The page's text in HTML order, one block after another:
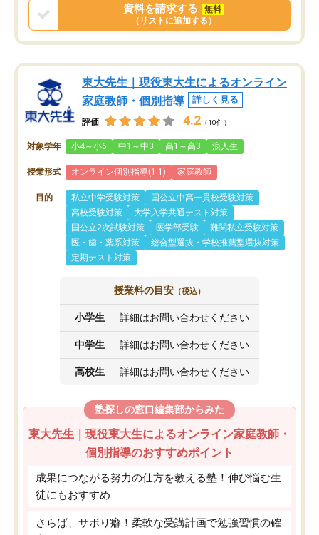
資料を請求する
無料
（リストに追加する）
東大先生｜現役東大生によるオンライン
家庭教師・個別指導
詳しく見る
評価 4.2 （10件）
対象学年 小4～小6 中1～中3 高1～高3 浪人生
授業形式 オンライン個別指導(1:1) 家庭教師
目的 私立中学受験対策
国公立中高一貫校受験対策
高校受験対策
大学入学共通テスト対策
国公立2次試験対策
医学部受験
難関私立受験対策
医・歯・薬系対策
総合型選抜・学校推薦型選抜対策
定期テスト対策
授業料の目安 （税込）
小学生 詳細はお問い合わせください
中学生 詳細はお問い合わせください
高校生 詳細はお問い合わせください
塾探しの窓口編集部からみた
東大先生｜現役東大生によるオンライン家庭教師・
個別指導のおすすめポイント
成果につながる努力の仕方を教える塾！伸び悩む生
徒にもおすすめ
さらば、サボり癖！柔軟な受講計画で勉強習慣の確